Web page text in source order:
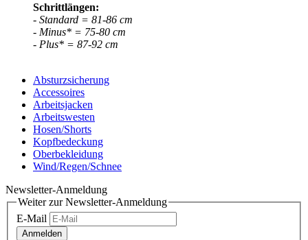
Schrittlängen:
- Standard = 81-86 cm
- Minus* = 75-80 cm
- Plus* = 87-92 cm
Absturzsicherung
Accessoires
Arbeitsjacken
Arbeitswesten
Hosen/Shorts
Kopfbedeckung
Oberbekleidung
Wind/Regen/Schnee
Newsletter-Anmeldung
Weiter zur Newsletter-Anmeldung
E-Mail
Anmelden